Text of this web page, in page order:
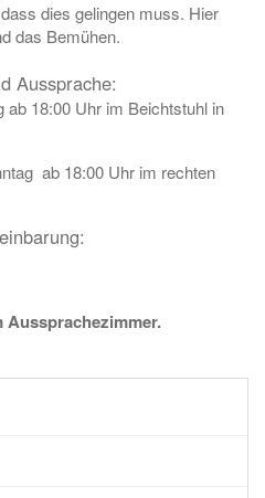
dies gelingen muss. Hier
das Bemühen.
Aussprache:
ab 18:00 Uhr im Beichtstuhl in
ab 18:00 Uhr im rechten